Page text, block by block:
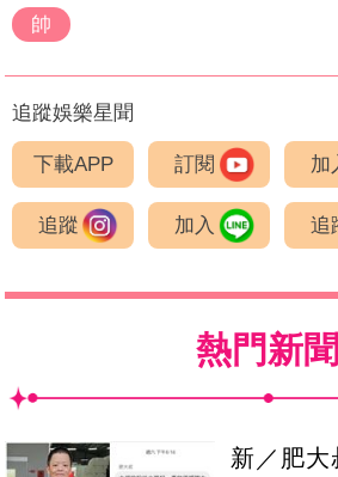
帥
追蹤娛樂星聞
下載APP 訂閱 加
追蹤 加入 追
熱門新聞
新／肥大